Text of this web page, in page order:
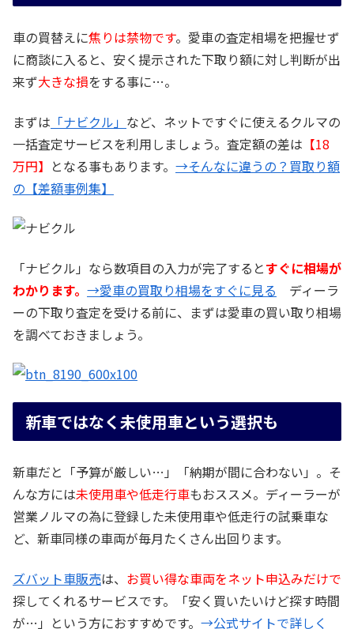
車の買替えに焦りは禁物です。愛車の査定相場を把握せず
に商談に入ると、安く提示された下取り額に対し判断が出
来ず大きな損をする事に…。
まずは 「ナビクル」 など、ネットですぐに使えるクルマの
一括査定サービスを利用しましょう。査定額の差は 【18
万円】 となる事もあります。 →そんなに違うの？買取り額
の【差額事例集】
「ナビクル」なら数項目の入力が完了するとすぐに相場が
わかります。 →愛車の買取り相場をすぐに見る ディーラ
ーの下取り査定を受ける前に、まずは愛車の買い取り相場
を調べておきましょう。
新車ではなく未使用車という選択も
新車だと「予算が厳しい…」「納期が間に合わない」。そ
んな方には未使用車や低走行車もおススメ。ディーラーが
営業ノルマの為に登録した未使用車や低走行の試乗車な
ど、新車同様の車両が毎月たくさん出回ります。
ズバット車販売は、 お買い得な車両をネット申込みだけで
探してくれるサービスです。「安く買いたいけど探す時間
が…」という方におすすめです。 →公式サイトで詳しく